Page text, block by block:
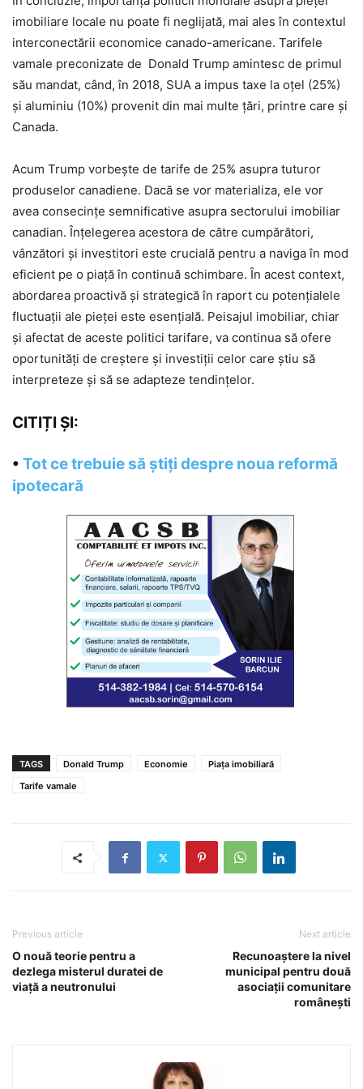
imobiliare locale nu poate fi neglijată, mai ales în contextul
interconectării economice canado-americane. Tarifele
vamale preconizate de Donald Trump amintesc de primul
său mandat, când, în 2018, SUA a impus taxe la oțel (25%)
și aluminiu (10%) provenit din mai multe țări, printre care și
Canada.
Acum Trump vorbește de tarife de 25% asupra tuturor
produselor canadiene. Dacă se vor materializa, ele vor
avea consecințe semnificative asupra sectorului imobiliar
canadian. Înțelegerea acestora de către cumpărători,
vânzători și investitori este crucială pentru a naviga în mod
eficient pe o piață în continuă schimbare. În acest context,
abordarea proactivă și strategică în raport cu potențialele
fluctuații ale pieței este esenţială. Peisajul imobiliar, chiar
și afectat de aceste politici tarifare, va continua să ofere
oportunități de creștere și investiții celor care știu să
interpreteze și să se adapteze tendințelor.
CITIȚI ȘI:
• Tot ce trebuie să știți despre noua reformă
ipotecară
TAGS Donald Trump Economie
Piața imobiliară
Tarife vamale
Previous article
O nouă teorie pentru a
dezlega misterul duratei de
viață a neutronului
Next article
Recunoaștere la nivel
municipal pentru două
asociații comunitare
românești